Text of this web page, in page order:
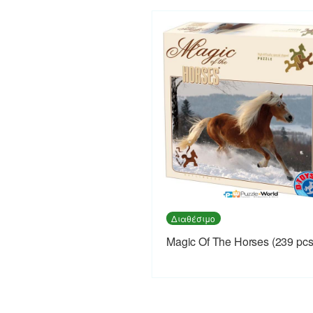
Διαθέσιμο
Magic Of The Horses (239